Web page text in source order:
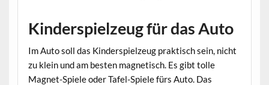
Kinderspielzeug für das Auto
Im Auto soll das Kinderspielzeug praktisch sein, nicht
zu klein und am besten magnetisch. Es gibt tolle
Magnet-Spiele oder Tafel-Spiele fürs Auto. Das